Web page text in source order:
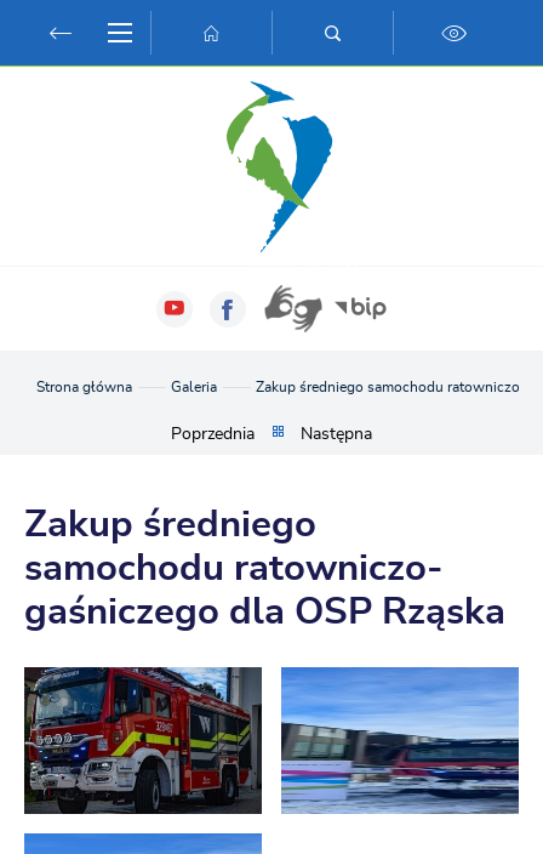
Przejdź do wyszukiwarki.
Przejdź do ustawień wielkości czcionki.
Włącz wersję kontrastową strony.
Strona główna Galeria Zakup średniego samochodu ratowniczo-
Poprzednia Następna
Zakup średniego
samochodu ratowniczo-
gaśniczego dla OSP Rząska